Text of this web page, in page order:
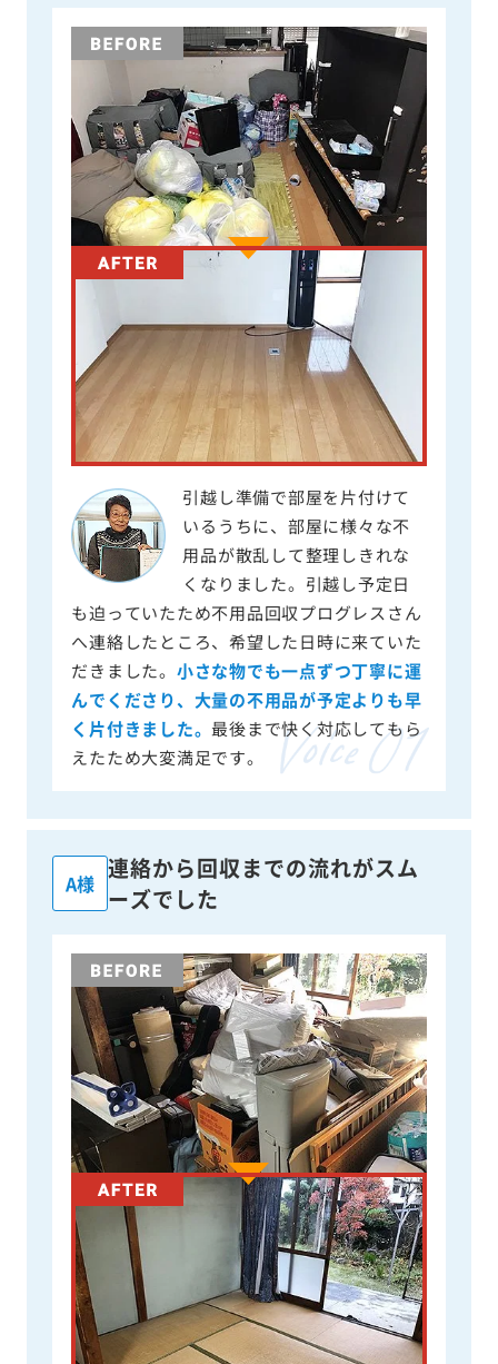
引越し準備で部屋を片付けて
いるうちに、部屋に様々な不
用品が散乱して整理しきれな
くなりました。引越し予定日
も迫っていたため不用品回収プログレスさん
へ連絡したところ、希望した日時に来ていた
だきました。 小さな物でも一点ずつ丁寧に運
んでくださり、大量の不用品が予定よりも早
く片付きました。 最後まで快く対応してもら
えたため大変満足です。
A様
連絡から回収までの流れがスム
ーズでした